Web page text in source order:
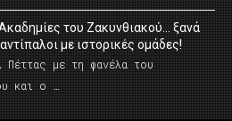
του Ζακυνθιακού… ξανά
με ιστορικές ομάδες!
Πέττας με τη φανέλα του
και ο …